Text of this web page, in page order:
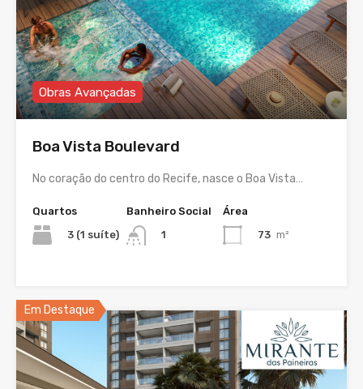
Obras Avançadas
Boa Vista Boulevard
No coração do centro do Recife, nasce o Boa Vista…
Quartos
3 (1 suíte)
Banheiro Social
1
Área
73 m²
Em Destaque